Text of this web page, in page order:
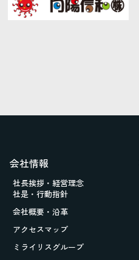
会社情報
社長挨拶・経営理念
社是・行動指針
会社概要・沿革
アクセスマップ
ミライリスグループ